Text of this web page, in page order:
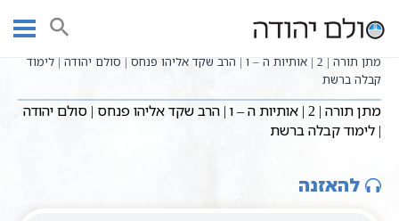
עמוד ראשי שיעורי וידאו
מתן תורה - הרב שקד אליהו פנחס
שיעורי קבלה כתבי אשלג
מתן תורה | 2 | אותיות ה – ו | הרב שקד אליהו פנחס | סולם יהודה | לימוד
קבלה ברשת
מתן תורה | 2 | אותיות ה – ו | הרב שקד אליהו פנחס | סולם יהודה
| לימוד קבלה ברשת
להאזנה